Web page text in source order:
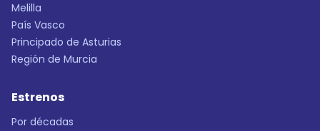
Melilla
País Vasco
Principado de Asturias
Región de Murcia
Estrenos
Por décadas